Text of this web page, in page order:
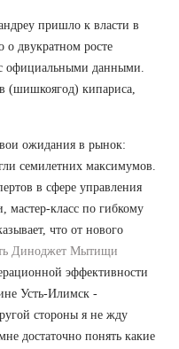
пришло к власти в
о двукратном росте
официальными данными.
(шишкоягод) кипариса,
ожидания в рынок:
семилетних максимумов.
в сфере управления
мастер-класс по гибкому
что от нового
Диноджет Мытищи
эффективности
Усть-Илимск -
стороны я не жду
достаточно понять какие